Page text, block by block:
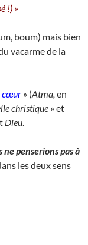
!) »
boum) mais bien
vacarme de la
cœur » (Atma, en
christique » et
Dieu
penserions pas à
les deux sens